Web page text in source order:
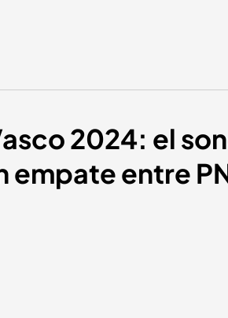
2024: el
empate entre